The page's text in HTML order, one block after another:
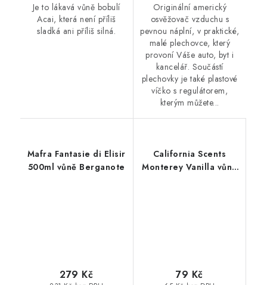
Je to lákavá vůně bobulí
Acai, která není příliš
sladká ani příliš silná.
Originální americký
osvěžovač vzduchu s
pevnou náplní, v praktické,
malé plechovce, který
provoní Váše auto, byt i
kancelář. Součástí
plechovky je také plastové
víčko s regulátorem,
kterým můžete...
Mafra Fantasie di Elisir
500ml vůně Berganote
279 Kč
California Scents
Monterey Vanilla vůně
79 Kč